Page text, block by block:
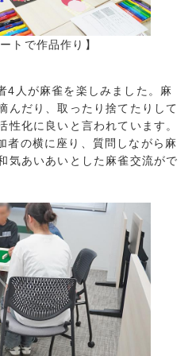
トで作品作り】
4人が麻雀を楽しみました。麻
んだり、取ったり捨てたりして
性化に良いと言われています。
者の横に座り、質問しながら麻
気あいあいとした麻雀交流がで